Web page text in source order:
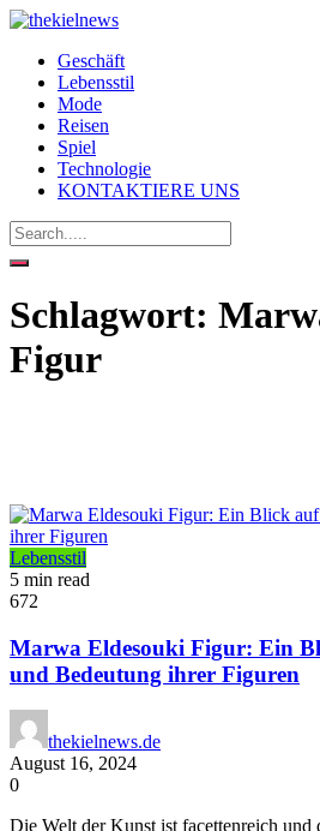
Geschäft
Lebensstil
Mode
Reisen
Spiel
Technologie
KONTAKTIERE UNS
Schlagwort:
Figur
Lebensstil
5 min read
672
Marwa Eldesouki Figur: Ein
und Bedeutung ihrer Figuren
thekielnews.de
August 16, 2024
0
Die Welt der Kunst ist facettenreich und